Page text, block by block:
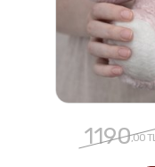
1190,00 TL